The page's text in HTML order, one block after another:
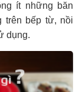
ít những băn
trên bếp từ, nồi
dụng.